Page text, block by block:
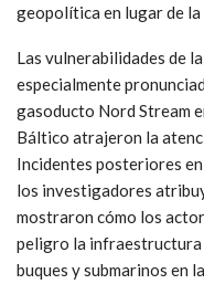
geopolítica en lugar de
Las vulnerabilidades de
especialmente
gasoducto Nord Stream
Báltico atrajeron la
Incidentes posteriores
los investigadores
mostraron cómo los
peligro la infraestructura
buques y submarinos en